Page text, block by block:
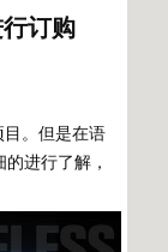
订购
。但是在语
进行了解，